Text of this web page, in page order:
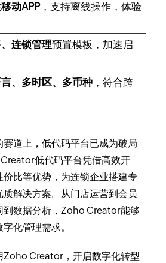
动APP，支持离线操作，体验
连锁管理预置模板，加速启
、多时区、多币种 ，符合跨
道上，低代码平台已成为破局
低代码平台凭借高效开
比等优势，为连锁企业搭建专
质解决方案。从门店运营到会员
到数据分析，Zoho Creator能够
化管理需求。
Zoho Creator，开启数字化转型